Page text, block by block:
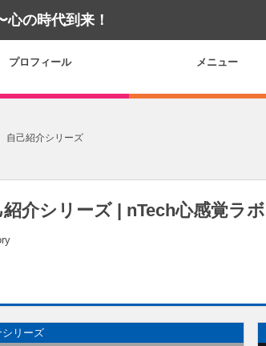
の時代到来！
プロフィール メニュー
自己紹介シリーズ
紹介シリーズ | nTech心感覚ラボ
シリーズ